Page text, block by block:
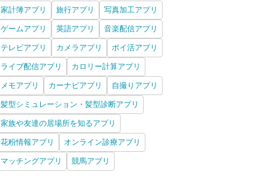
家計簿アプリ 旅行アプリ 写真加工アプリ
ゲームアプリ 英語アプリ 音楽配信アプリ
テレビアプリ カメラアプリ ポイ活アプリ
ライブ配信アプリ カロリー計算アプリ
メモアプリ カーナビアプリ 自撮りアプリ
髪型シミュレーション・髪型診断アプリ
家族や友達の居場所を知るアプリ
花粉情報アプリ オンライン診療アプリ
マッチングアプリ 競馬アプリ